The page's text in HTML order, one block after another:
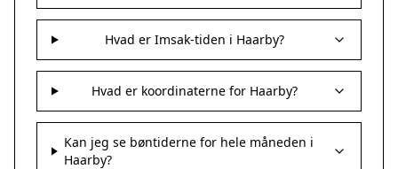
Hvad er Imsak-tiden i Haarby?
Hvad er koordinaterne for Haarby?
Kan jeg se bøntiderne for hele måneden i
Haarby?